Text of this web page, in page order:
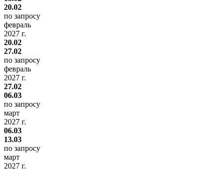
20.02
по запросу
февраль
2027 г.
20.02
27.02
по запросу
февраль
2027 г.
27.02
06.03
по запросу
март
2027 г.
06.03
13.03
по запросу
март
2027 г.